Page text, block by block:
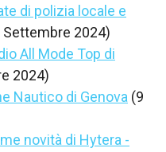
di polizia locale e
Settembre 2024)
All Mode Top di
2024)
Nautico di Genova (9
novità di Hytera -